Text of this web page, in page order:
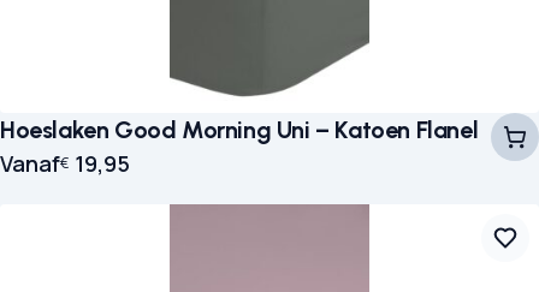
Hoeslaken Good Morning Uni – Katoen Flanel
Vanaf€ 19,95